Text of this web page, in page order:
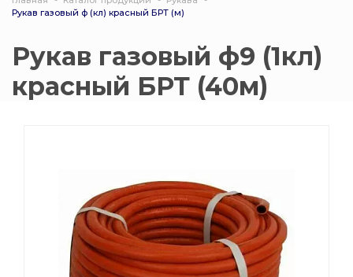
Углекислота
Защита
Venta
014 Редуктора
018 Электроды
012 Маски и очки
020 Сварочные посты
Рукав газовый ф (кл) красный БРТ (м)
Рукав газовый ф9 (1кл)
красный БРТ (40м)